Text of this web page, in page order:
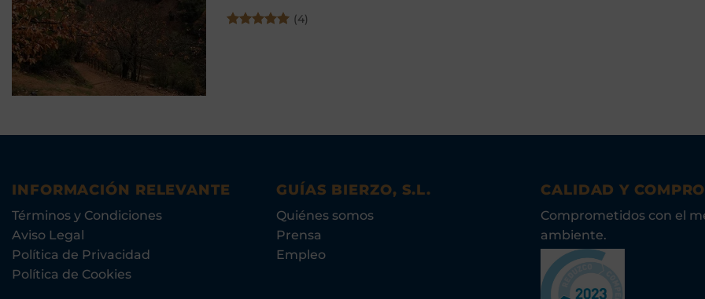
(4)
INFORMACIÓN RELEVANTE
Términos y Condiciones
Aviso Legal
Política de Privacidad
Política de Cookies
GUÍAS BIERZO, S.L.
Quiénes somos
Prensa
Empleo
CALIDAD Y
Comprometidos con el
ambiente.